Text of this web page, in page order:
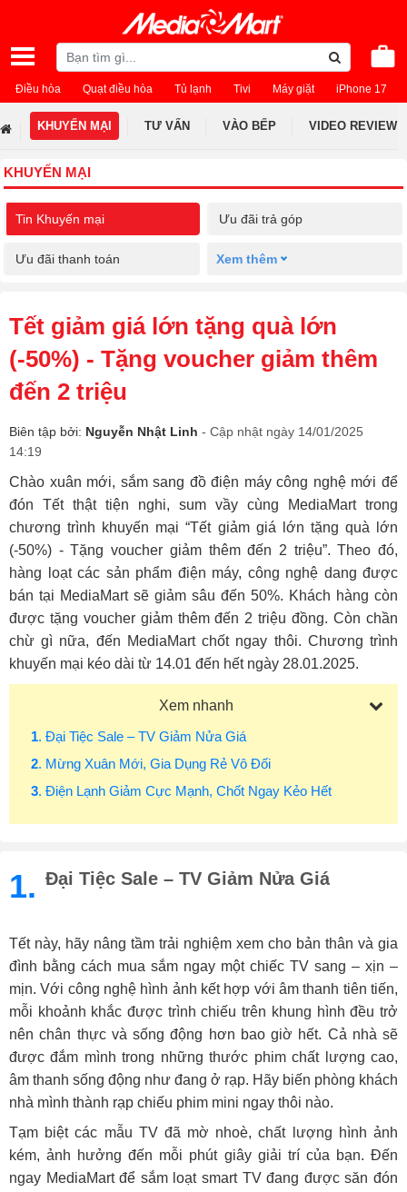
Điều hòa Quạt điều hòa Tủ lạnh Tivi Máy giặt iPhone 17
KHUYẾN MẠI TƯ VẤN VÀO BẾP VIDEO REVIEW
KHUYẾN MẠI
Tin Khuyến mại Ưu đãi trả góp
Ưu đãi thanh toán Xem thêm
Tết giảm giá lớn tặng quà lớn
(-50%) - Tặng voucher giảm thêm
đến 2 triệu
Biên tập bởi: Nguyễn Nhật Linh - Cập nhật ngày 14/01/2025
14:19
Chào xuân mới, sắm sang đồ điện máy công nghệ mới để
đón Tết thật tiện nghi, sum vầy cùng MediaMart trong
chương trình khuyến mại “Tết giảm giá lớn tặng quà lớn
(-50%) - Tặng voucher giảm thêm đến 2 triệu”. Theo đó,
hàng loạt các sản phẩm điện máy, công nghệ dang được
bán tại MediaMart sẽ giảm sâu đến 50%. Khách hàng còn
được tặng voucher giảm thêm đến 2 triệu đồng. Còn chần
chừ gì nữa, đến MediaMart chốt ngay thôi. Chương trình
khuyến mại kéo dài từ 14.01 đến hết ngày 28.01.2025.
Xem nhanh
1. Đại Tiệc Sale – TV Giảm Nửa Giá
2. Mừng Xuân Mới, Gia Dụng Rẻ Vô Đối
3. Điện Lạnh Giảm Cực Mạnh, Chốt Ngay Kẻo Hết
1. Đại Tiệc Sale – TV Giảm Nửa Giá
Tết này, hãy nâng tầm trải nghiệm xem cho bản thân và gia
đình bằng cách mua sắm ngay một chiếc TV sang – xịn –
mịn. Với công nghệ hình ảnh kết hợp với âm thanh tiên tiến,
mỗi khoảnh khắc được trình chiếu trên khung hình đều trở
nên chân thực và sống động hơn bao giờ hết. Cả nhà sẽ
được đắm mình trong những thước phim chất lượng cao,
âm thanh sống động như đang ở rạp. Hãy biến phòng khách
nhà mình thành rạp chiếu phim mini ngay thôi nào.
Tạm biệt các mẫu TV đã mờ nhoè, chất lượng hình ảnh
kém, ảnh hưởng đến mỗi phút giây giải trí của bạn. Đến
ngay MediaMart để sắm loạt smart TV đang được săn đón